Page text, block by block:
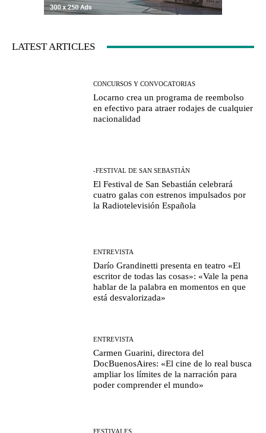
LATEST ARTICLES
CONCURSOS Y CONVOCATORIAS
Locarno crea un programa de reembolso
en efectivo para atraer rodajes de cualquier
nacionalidad
-FESTIVAL DE SAN SEBASTIÁN
El Festival de San Sebastián celebrará
cuatro galas con estrenos impulsados por
la Radiotelevisión Española
ENTREVISTA
Darío Grandinetti presenta en teatro «El
escritor de todas las cosas»: «Vale la pena
hablar de la palabra en momentos en que
está desvalorizada»
ENTREVISTA
Carmen Guarini, directora del
DocBuenosAires: «El cine de lo real busca
ampliar los límites de la narración para
poder comprender el mundo»
FESTIVALES